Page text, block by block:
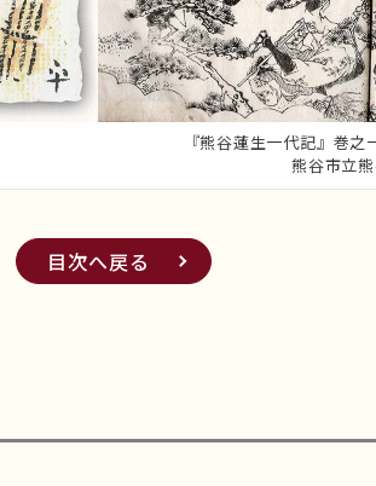
『熊谷蓮生一代記』巻之
熊谷市立
目次へ戻る